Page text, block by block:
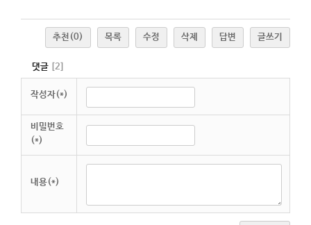
추천 (0) 목록 수정 삭제 답변 글쓰기
댓글 [2]
작성자(*)
비밀번호
(*)
내용(*)